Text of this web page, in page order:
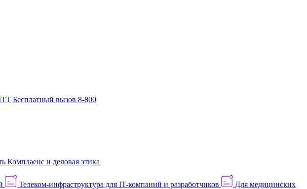
Бесплатный вызов 8-800
Комплаенс и деловая этика
Телеком-инфраструктура для IT-компаний и разработчиков
Для медицинских